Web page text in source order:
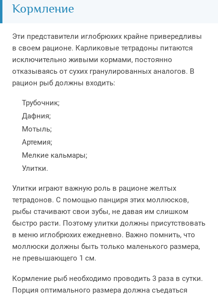
Кормление
Эти представители иглобрюхих крайне привередливы
в своем рационе. Карликовые тетрадоны питаются
исключительно живыми кормами, постоянно
отказываясь от сухих гранулированных аналогов. В
рацион рыб должны входить:
Трубочник;
Дафния;
Мотыль;
Артемия;
Мелкие кальмары;
Улитки.
Улитки играют важную роль в рационе желтых
тетрадонов. С помощью панциря этих моллюсков,
рыбы стачивают свои зубы, не давая им слишком
быстро расти. Поэтому улитки должны присутствовать
в меню иглобрюхих ежедневно. Важно помнить, что
моллюски должны быть только маленького размера,
не превышающего 1 см.
Кормление рыб необходимо проводить 3 раза в сутки.
Порция оптимального размера должна съедаться